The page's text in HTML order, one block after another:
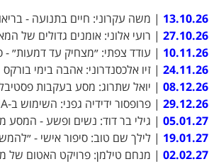
13.10.26 | משה עקרוני: חיים בתנועה -
27.10.26 | רועי אלוני: אומנים גדולים של
10.11.26 | עודד צפתי: ״מצחיק עד דמעות״ -
24.11.26 | זיו אלכסנדרוני: אהבה בימי בורקס
08.12.26 | יואל שתרוג: מסע בעקבות
29.12.26 | פרופסור ידידיה גפני: השימוש ב-DNA לזיהוי פלילי והיסטורי
05.01.27 | גילי בר דוד: נשים ופשע - המסע
19.01.27 | לילך שם טוב: סיפור אישי -
02.02.27 | מנחם טילמן: פרויקט האטום של